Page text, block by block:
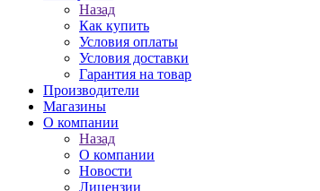
Назад
Как купить
Условия оплаты
Условия доставки
Гарантия на товар
Производители
Магазины
О компании
Назад
О компании
Новости
Лицензии